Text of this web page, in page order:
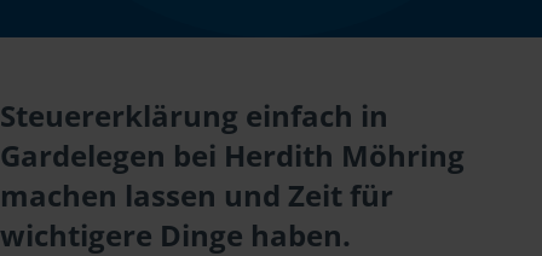
Steuererklärung einfach in
Gardelegen bei Herdith Möhring
machen lassen und Zeit für
wichtigere Dinge haben.